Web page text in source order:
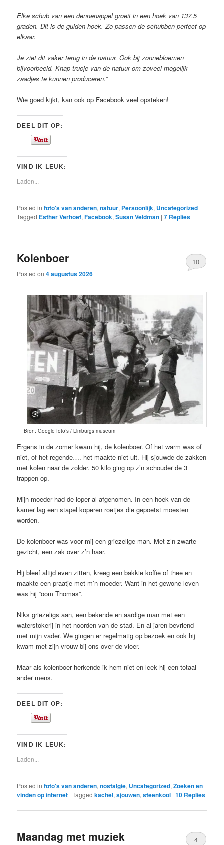
Elke schub van een dennenappel groeit in een hoek van 137,5
graden. Dit is de gulden hoek. Zo passen de schubben perfect op
elkaar.
Je ziet dit vaker terug in de natuur. Ook bij zonnebloemen
bijvoorbeeld. Knap trucje van de natuur om zoveel mogelijk
zaadjes te kunnen produceren.”
Wie goed kijkt, kan ook op Facebook veel opsteken!
DEEL DIT OP:
VIND IK LEUK:
Laden...
Posted in foto's van anderen,natuur, Persoonlijk, Uncategorized |
Tagged Esther Verhoef,Facebook,Susan Veldman |7 Replies
Kolenboer
Posted on4 augustus 2026
10
Bron: Google foto’s / Limburgs museum
Ergens in de zomer kwam hij, de kolenboer. Of het warm was of
niet, of het regende…. het maakte niet uit. Hij sjouwde de zakken
met kolen naar de zolder. 50 kilo ging op z’n schouder de 3
trappen op.
Mijn moeder had de loper al afgenomen. In een hoek van de
kamer lag een stapel koperen roetjes die gepoetst moesten
worden.
De kolenboer was voor mij een griezelige man. Met z’n zwarte
gezicht, een zak over z’n haar.
Hij bleef altijd even zitten, kreeg een bakkie koffie of thee en
maakte een praatje met m’n moeder. Want in het gewone leven
was hij “oom Thomas”.
Niks griezeligs aan, een bekende en aardige man met een
waterstokerij in het noorden van de stad. En al jaren bevriend
met mijn vader. We gingen er regelmatig op bezoek en ook hij
kwam met zijn vrouw bij ons over de vloer.
Maar als kolenboer herkende ik hem niet en leek hij een totaal
ander mens.
DEEL DIT OP:
VIND IK LEUK:
Laden...
Posted in foto's van anderen,nostalgie, Uncategorized,Zoeken en
vinden op internet |Tagged kachel,sjouwen,steenkool |10 Replies
Maandag met muziek 4